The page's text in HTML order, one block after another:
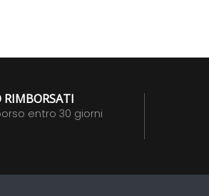
RIMBORSATI
entro 30 giorni